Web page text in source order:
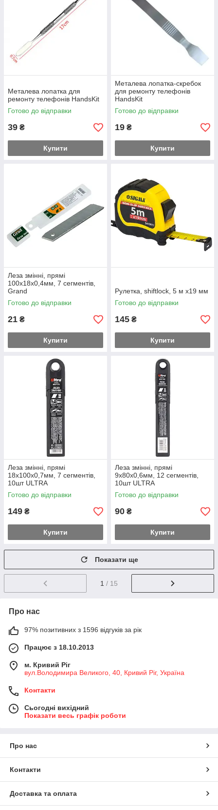
Металева лопатка для
ремонту телефонів HandsKit
Готово до відправки
39 ₴
Купити
Металева лопатка-скребок
для ремонту телефонів
HandsKit
Готово до відправки
19 ₴
Купити
Леза змінні, прямі
100х18х0,4мм, 7 сегментів,
Grand
Готово до відправки
21 ₴
Купити
Рулетка, shiftlock, 5 м х19 мм
Готово до відправки
145 ₴
Купити
Леза змінні, прямі
18х100х0,7мм, 7 сегментів,
10шт ULTRA
Готово до відправки
149 ₴
Купити
Леза змінні, прямі
9х80х0,6мм, 12 сегментів,
10шт ULTRA
Готово до відправки
90 ₴
Купити
Показати ще
1 / 15
Про нас
97% позитивних з 1596 відгуків за рік
Працює з 18.10.2013
м. Кривий Ріг
вул.Володимира Великого, 40, Кривий Ріг, Україна
Контакти
Сьогодні вихідний
Показати весь графік роботи
Про нас
Контакти
Доставка та оплата